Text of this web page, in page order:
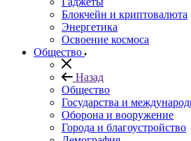
Блокчейн и криптовалюта
Энергетика
Освоение космоса
Общество
Назад
Общество
Государства и
Оборона и вооружение
Города и благоустройство